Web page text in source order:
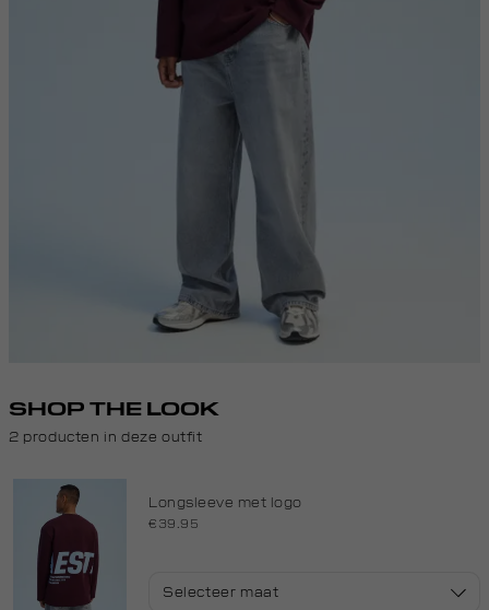
SHOP THE LOOK
2 producten in deze outfit
Longsleeve met logo
€39.95
Selecteer maat